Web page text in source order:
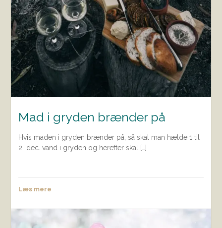
Mad i gryden brænder på
Hvis maden i gryden brænder på, så skal man hælde 1 til
2 dec. vand i gryden og herefter skal […]
Læs mere